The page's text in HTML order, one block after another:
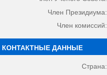
Член Президиума:
Член комиссий:
КОНТАКТНЫЕ ДАННЫЕ
Страна: